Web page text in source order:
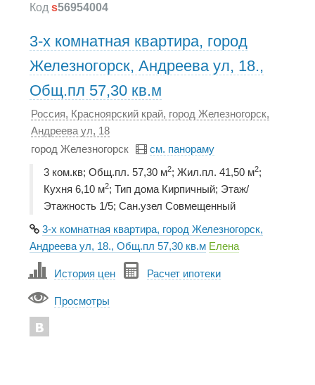
Код s56954004
3-х комнатная квартира, город
Железногорск, Андреева ул, 18.,
Общ.пл 57,30 кв.м
Россия, Красноярский край, город Железногорск,
Андреева ул, 18
город Железногорск
см. панораму
3 ком.кв; Общ.пл. 57,30 м2; Жил.пл. 41,50 м2;
Кухня 6,10 м2; Тип дома Кирпичный; Этаж/
Этажность 1/5; Сан.узел Совмещенный
3-х комнатная квартира, город Железногорск,
Андреева ул, 18., Общ.пл 57,30 кв.м Елена
История цен Расчет ипотеки
Просмотры